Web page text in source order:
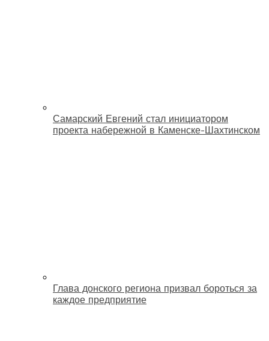
Самарский Евгений стал инициатором
проекта набережной в Каменске-Шахтинском
Глава донского региона призвал бороться за
каждое предприятие